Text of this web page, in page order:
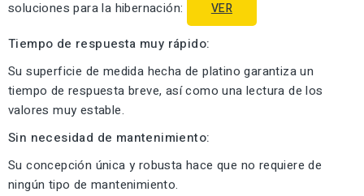
soluciones para la hibernación:
VER
Tiempo de respuesta muy rápido:
Su superficie de medida hecha de platino garantiza un
tiempo de respuesta breve, así como una lectura de los
valores muy estable.
Sin necesidad de mantenimiento:
Su concepción única y robusta hace que no requiere de
ningún tipo de mantenimiento.